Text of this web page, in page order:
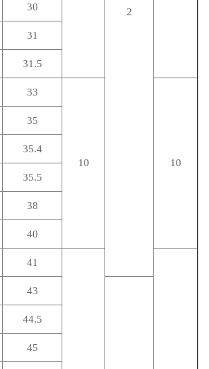
2
30
31
31.5
33
10 10
35
35.4
35.5
38
40
41
43
44.5
45